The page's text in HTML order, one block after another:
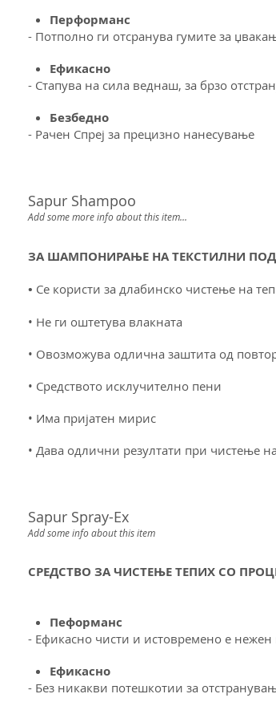
Перформанс
- Потполно ги отсранува гумите за
Ефикасно
- Стапува на сила веднаш, за брзо
Безбедно
- Рачен Спреј за прецизно нанесување
Sapur Shampoo
Add some more info about this item...
ЗА ШАМПОНИРАЊЕ НА ТЕКСТИЛНИ
• Се користи за длабинско чистење на
• Не ги оштетува влакната
• Овозможува одлична заштита од
• Средството исклучително пени
• Има пријатен мирис
• Дава одлични резултати при чистење
Sapur Spray-Ex
Add some info about this item
СРЕДСТВО ЗА ЧИСТЕЊЕ ТЕПИХ СО
Пеформанс
- Ефикасно чисти и истовремено е нежен
Ефикасно
- Без никакви потешкотии за